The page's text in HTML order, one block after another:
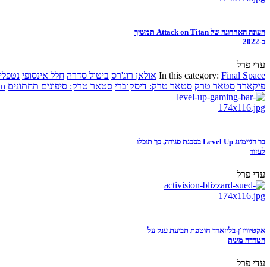
העונה האחרונה של Attack on Titan תמשיך
ב-2022
עדי פרל
In this category: Final Space אולאן רוג'רס ביטול סדרה חלל אינסופי
פיקארד סטאר טרק סטאר טרק: דיסקוברי סטאר טרק: סיפונים תחתונים
בר הגיימינג Level Up בסכנת סגירה, כך תוכלו
לעזור
עדי פרל
אקטיוויז'ן-בליזארד חוטפת תביעת ענק על
הטרדה מינית
עדי פרל